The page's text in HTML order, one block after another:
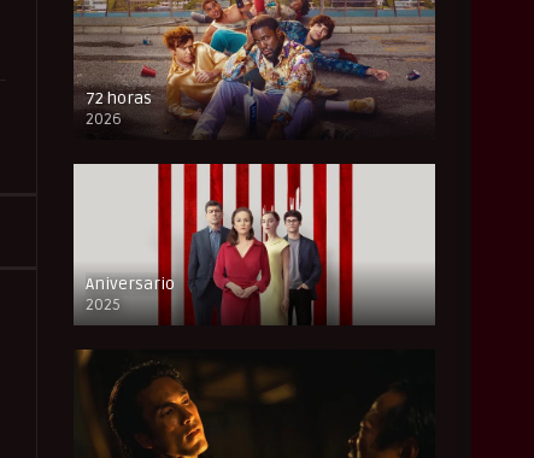
72 horas
2026
FULL HD
Aniversario
2025
FULL HD